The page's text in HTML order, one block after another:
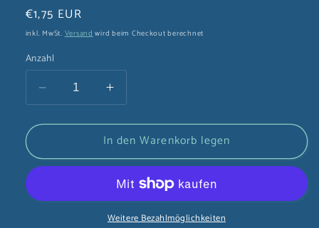
Normaler
Preis
€1,75 EUR
inkl. MwSt.Versandwird beim Checkout berechnet
Anzahl
Verringere
die
Menge
Nongshim
Instant
Erhöhe
die
Menge
für
Nongshim
Kimchi
Instant
Ramen
In den Warenkorb legen
Weitere Bezahlmöglichkeiten